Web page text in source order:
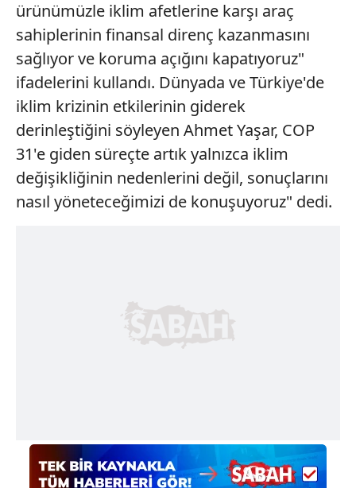
kullanılmaktadır. Diğer çerezler, sitemizin daha işlevsel
kılınması ve kişiselleştirilmesi ve sizlere yönelik
reklam/pazarlama faaliyetlerinin yapılması, amaçlarıyla
sınırlı olarak açık rızanız dahilinde kullanılacaktır.
Çerezlere ilişkin tercihlerinizi aşağıda yer alan panel
vasıtasıyla belirleyebilirsiniz. Çerezlere ilişkin detaylı bilgi
için Ayarlar butonuna tıklayabilir,Çerez Bilgilendirme
Metnimizi
ziyaret edebilirsiniz.
6698 sayılı Kişisel Verilerin Korunması Kanunu uyarınca
ürünümüzle iklim afetlerine karşı araç
sahiplerinin finansal direnç kazanmasını
sağlıyor ve koruma açığını kapatıyoruz"
ifadelerini kullandı. Dünyada ve Türkiye'de
iklim krizinin etkilerinin giderek
derinleştiğini söyleyen Ahmet Yaşar, COP
31'e giden süreçte artık yalnızca iklim
değişikliğinin nedenlerini değil, sonuçlarını
nasıl yöneteceğimizi de konuşuyoruz" dedi.